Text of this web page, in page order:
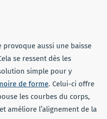
aussi une baisse
se ressent dès les
simple pour y
de forme. Celui-ci offre
les courbes du corps,
améliore l’alignement de la